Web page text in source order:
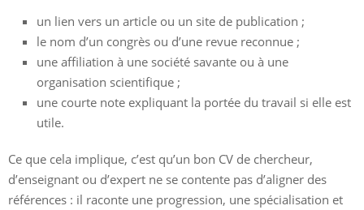
un lien vers un article ou un site de publication ;
le nom d’un congrès ou d’une revue reconnue ;
une affiliation à une société savante ou à une
organisation scientifique ;
une courte note expliquant la portée du travail si elle est
utile.
Ce que cela implique, c’est qu’un bon CV de chercheur,
d’enseignant ou d’expert ne se contente pas d’aligner des
références : il raconte une progression, une spécialisation et